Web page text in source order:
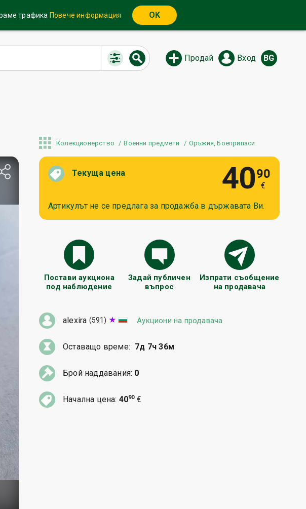
трафика Повече информация OK
Продай Вход BG
Колекционерство Военни предмети Оръжия, Боеприпаси
Текуща цена 4090
€
Артикулът не се предлага за продажба в държавата Ви.
Постави аукциона
под наблюдение
Задай публичен
въпрос
Изпрати съобщение
на продавача
alexira (591) Аукциони на продавача
Оставащо време: 7д 7ч 36м
Брой наддавания: 0
Начална цена: 4090€